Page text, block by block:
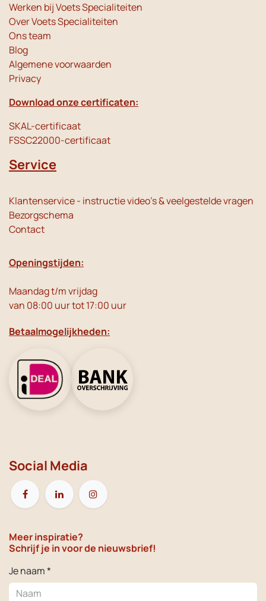
Werken bij Voets Specialiteiten
Over Voets Specialiteiten
Ons team
Blog
Algemene voorwaarden
Privacy
Download onze certificaten:
SKAL-certificaat
FSSC22000-certificaat
Service
Klantenservice - instructie video's & veelgestelde vragen
Bezorgschema
Contact
Openingstijden:
Maandag t/m vrijdag
van 08:00 uur tot 17:00 uur
Betaalmogelijkheden:
Social Media
Meer inspiratie?
Schrijf je in voor de nieuwsbrief!
Je naam *